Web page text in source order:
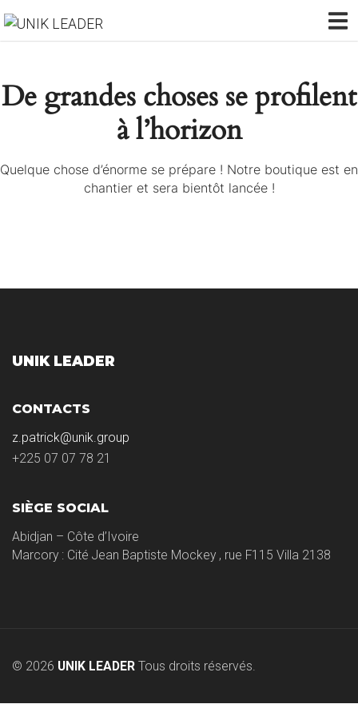
De grandes choses se profilent
à l’horizon
Quelque chose d’énorme se prépare ! Notre boutique est en
chantier et sera bientôt lancée !
UNIK LEADER
CONTACTS
z.patrick@unik.group
+225 07 07 78 21
SIÈGE SOCIAL
Abidjan – Côte d’Ivoire
Marcory : Cité Jean Baptiste Mockey , rue F115 Villa 2138
© 2026 UNIK LEADER Tous droits réservés.